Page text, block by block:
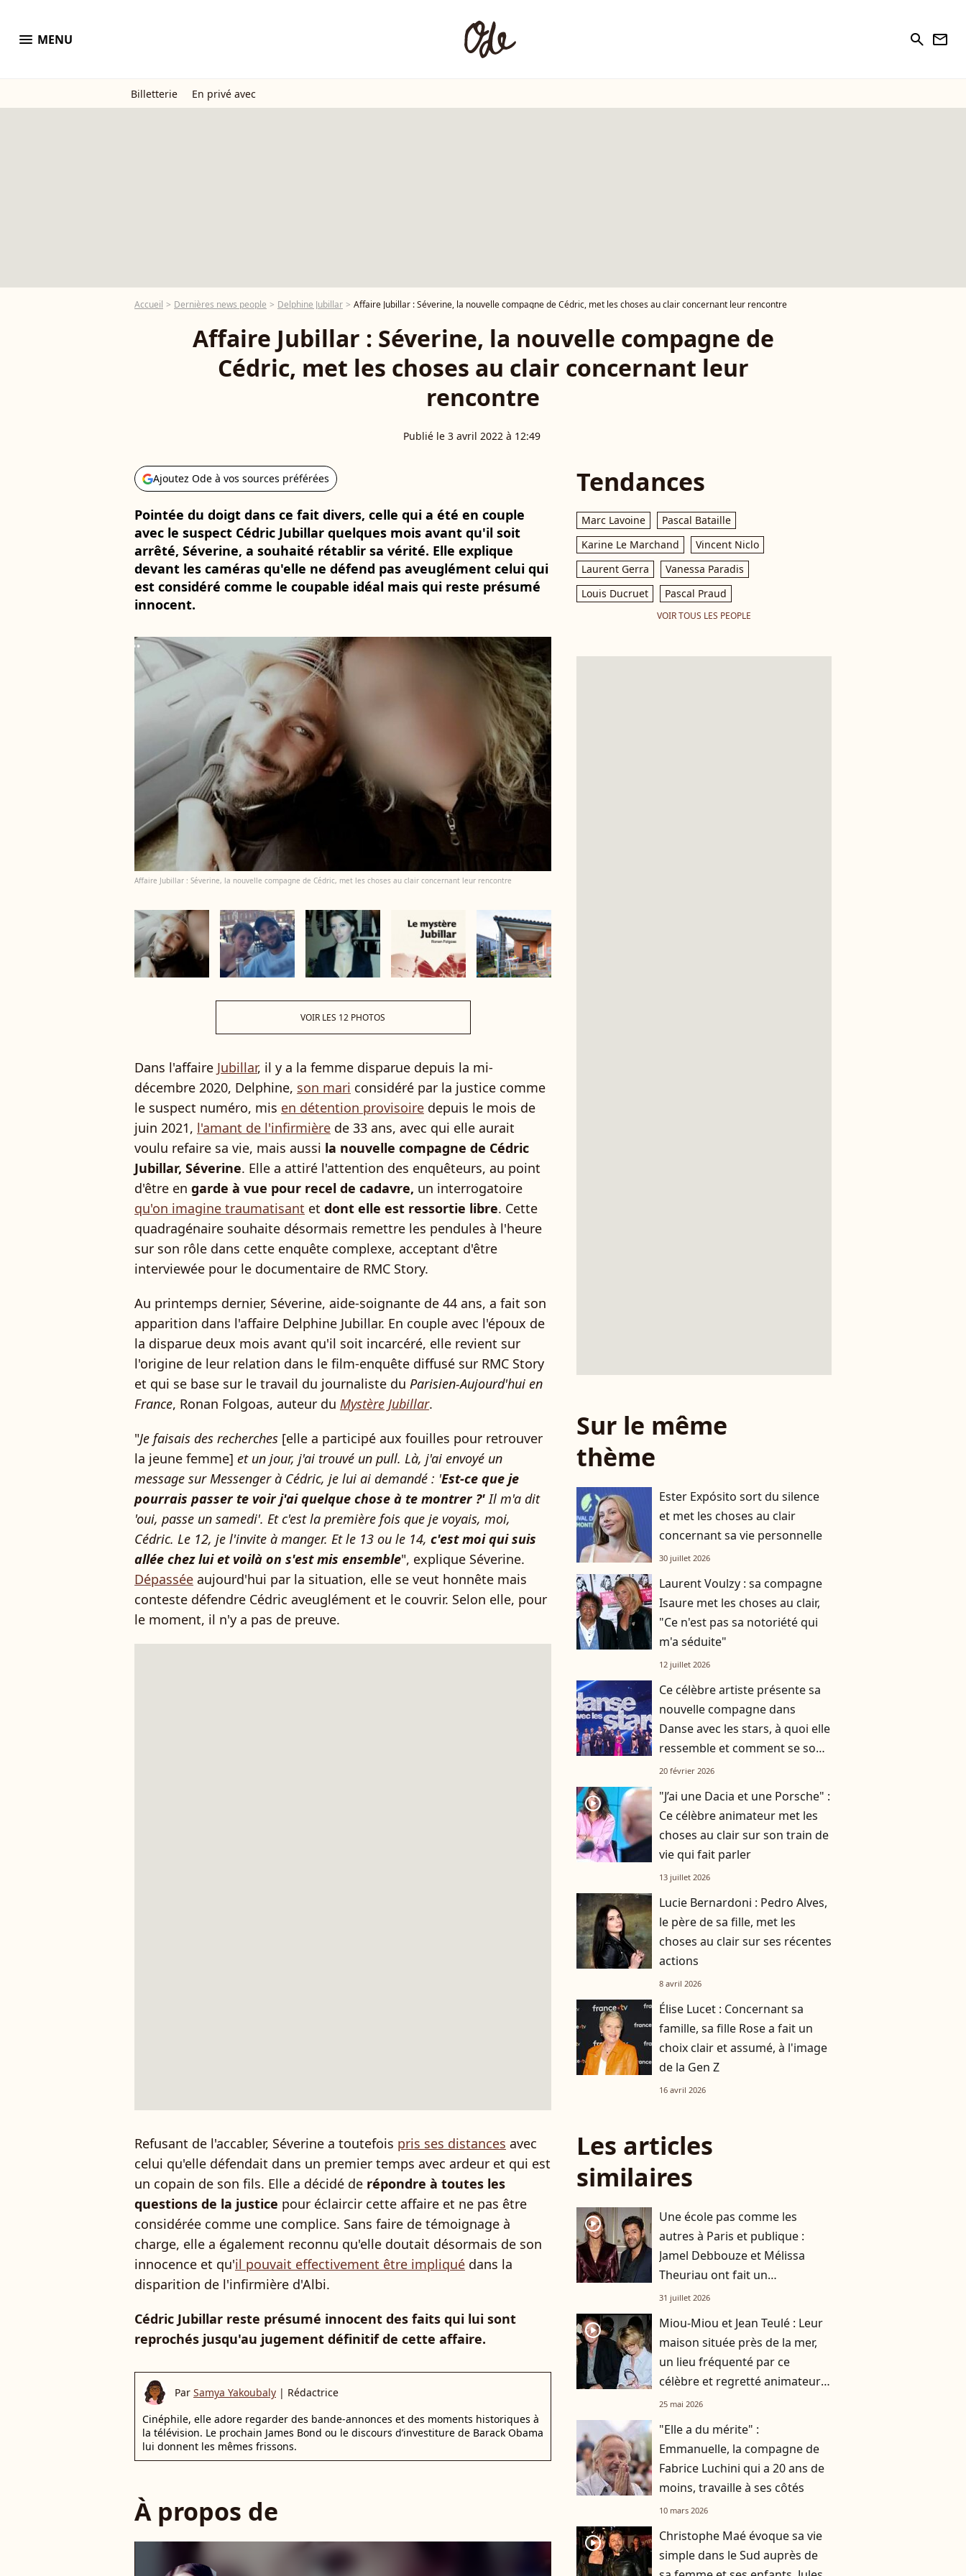
menu MENU search newsletter
Billetterie En privé avec
Accueil Dernières news people Delphine Jubillar Affaire Jubillar : Séverine, la nouvelle compagne de Cédric, met les choses au clair concernant leur rencontre
Affaire Jubillar : Séverine, la nouvelle compagne de
Cédric, met les choses au clair concernant leur
rencontre
Publié le 3 avril 2022 à 12:49
Ajoutez Ode à vos sources préférées
Pointée du doigt dans ce fait divers, celle qui a été en couple
avec le suspect Cédric Jubillar quelques mois avant qu'il soit
arrêté, Séverine, a souhaité rétablir sa vérité. Elle explique
devant les caméras qu'elle ne défend pas aveuglément celui qui
est considéré comme le coupable idéal mais qui reste présumé
innocent.
Affaire Jubillar : Séverine, la nouvelle compagne de Cédric, met les choses au clair concernant leur rencontre
VOIR LES 12 PHOTOS
Dans l'affaire Jubillar, il y a la femme disparue depuis la mi-
décembre 2020, Delphine, son mari considéré par la justice comme
le suspect numéro, mis en détention provisoire depuis le mois de
juin 2021, l'amant de l'infirmière de 33 ans, avec qui elle aurait
voulu refaire sa vie, mais aussi la nouvelle compagne de Cédric
Jubillar, Séverine. Elle a attiré l'attention des enquêteurs, au point
d'être en garde à vue pour recel de cadavre, un interrogatoire
qu'on imagine traumatisant et dont elle est ressortie libre. Cette
quadragénaire souhaite désormais remettre les pendules à l'heure
sur son rôle dans cette enquête complexe, acceptant d'être
interviewée pour le documentaire de RMC Story.
Au printemps dernier, Séverine, aide-soignante de 44 ans, a fait son
apparition dans l'affaire Delphine Jubillar. En couple avec l'époux de
la disparue deux mois avant qu'il soit incarcéré, elle revient sur
l'origine de leur relation dans le film-enquête diffusé sur RMC Story
et qui se base sur le travail du journaliste du Parisien-Aujourd'hui en
France, Ronan Folgoas, auteur du Mystère Jubillar.
"Je faisais des recherches [elle a participé aux fouilles pour retrouver
la jeune femme] et un jour, j'ai trouvé un pull. Là, j'ai envoyé un
message sur Messenger à Cédric, je lui ai demandé : 'Est-ce que je
pourrais passer te voir j'ai quelque chose à te montrer ?'Il m'a dit
'oui, passe un samedi'. Et c'est la première fois que je voyais, moi,
Cédric. Le 12, je l'invite à manger. Et le 13 ou le 14, c'est moi qui suis
allée chez lui et voilà on s'est mis ensemble", explique Séverine.
Dépassée aujourd'hui par la situation, elle se veut honnête mais
conteste défendre Cédric aveuglément et le couvrir. Selon elle, pour
le moment, il n'y a pas de preuve.
Refusant de l'accabler, Séverine a toutefois pris ses distances avec
celui qu'elle défendait dans un premier temps avec ardeur et qui est
un copain de son fils. Elle a décidé de répondre à toutes les
questions de la justice pour éclaircir cette affaire et ne pas être
considérée comme une complice. Sans faire de témoignage à
charge, elle a également reconnu qu'elle doutait désormais de son
innocence et qu'il pouvait effectivement être impliqué dans la
disparition de l'infirmière d'Albi.
Cédric Jubillar reste présumé innocent des faits qui lui sont
reprochés jusqu'au jugement définitif de cette affaire.
Par Samya Yakoubaly | Rédactrice
Cinéphile, elle adore regarder des bande-annonces et des moments historiques à
la télévision. Le prochain James Bond ou le discours d’investiture de Barack Obama
lui donnent les mêmes frissons.
À propos de
Tendances
Marc Lavoine
Pascal Bataille
Karine Le Marchand
Vincent Niclo
Laurent Gerra
Vanessa Paradis
Louis Ducruet
Pascal Praud
VOIR TOUS LES PEOPLE
Sur le même
thème
Ester Expósito sort du silence
et met les choses au clair
concernant sa vie personnelle
30 juillet 2026
Laurent Voulzy : sa compagne
Isaure met les choses au clair,
"Ce n'est pas sa notoriété qui
m'a séduite"
12 juillet 2026
Ce célèbre artiste présente sa
nouvelle compagne dans
Danse avec les stars, à quoi elle
ressemble et comment se sont-
ils rencontrés ?
20 février 2026
player2
"J’ai une Dacia et une Porsche" :
Ce célèbre animateur met les
choses au clair sur son train de
vie qui fait parler
13 juillet 2026
Lucie Bernardoni : Pedro Alves,
le père de sa fille, met les
choses au clair sur ses récentes
actions
8 avril 2026
Élise Lucet : Concernant sa
famille, sa fille Rose a fait un
choix clair et assumé, à l'image
de la Gen Z
16 avril 2026
Les articles
similaires
player2
Une école pas comme les
autres à Paris et publique :
Jamel Debbouze et Mélissa
Theuriau ont fait un
compromis pour leurs enfants
31 juillet 2026
player2
Miou-Miou et Jean Teulé : Leur
maison située près de la mer,
un lieu fréquenté par ce
célèbre et regretté animateur
et son compagnon
25 mai 2026
"Elle a du mérite" :
Emmanuelle, la compagne de
Fabrice Luchini qui a 20 ans de
moins, travaille à ses côtés
10 mars 2026
player2
Christophe Maé évoque sa vie
simple dans le Sud auprès de